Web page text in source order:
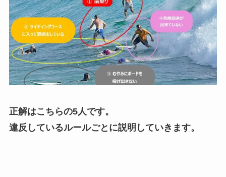
正解はこちらの5人です。
違反しているルールごとに説明していきます。